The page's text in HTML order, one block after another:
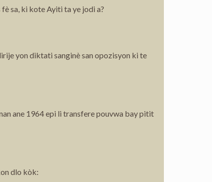
sa, ki kote Ayiti ta ye jodi a?
yon diktati sanginè san opozisyon ki te
ane 1964 epi li transfere pouvwa bay pitit
dlo kòk: